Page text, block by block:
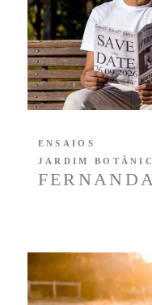
ENSAIOS
JARDIM